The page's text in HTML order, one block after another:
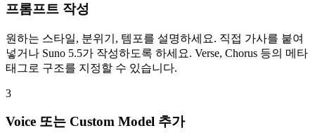
프롬프트 작성
원하는 스타일, 분위기, 템포를 설명하세요. 직접 가사를 붙여
넣거나 Suno 5.5가 작성하도록 하세요. Verse, Chorus 등의 메타
태그로 구조를 지정할 수 있습니다.
3
Voice 또는 Custom Model 추가